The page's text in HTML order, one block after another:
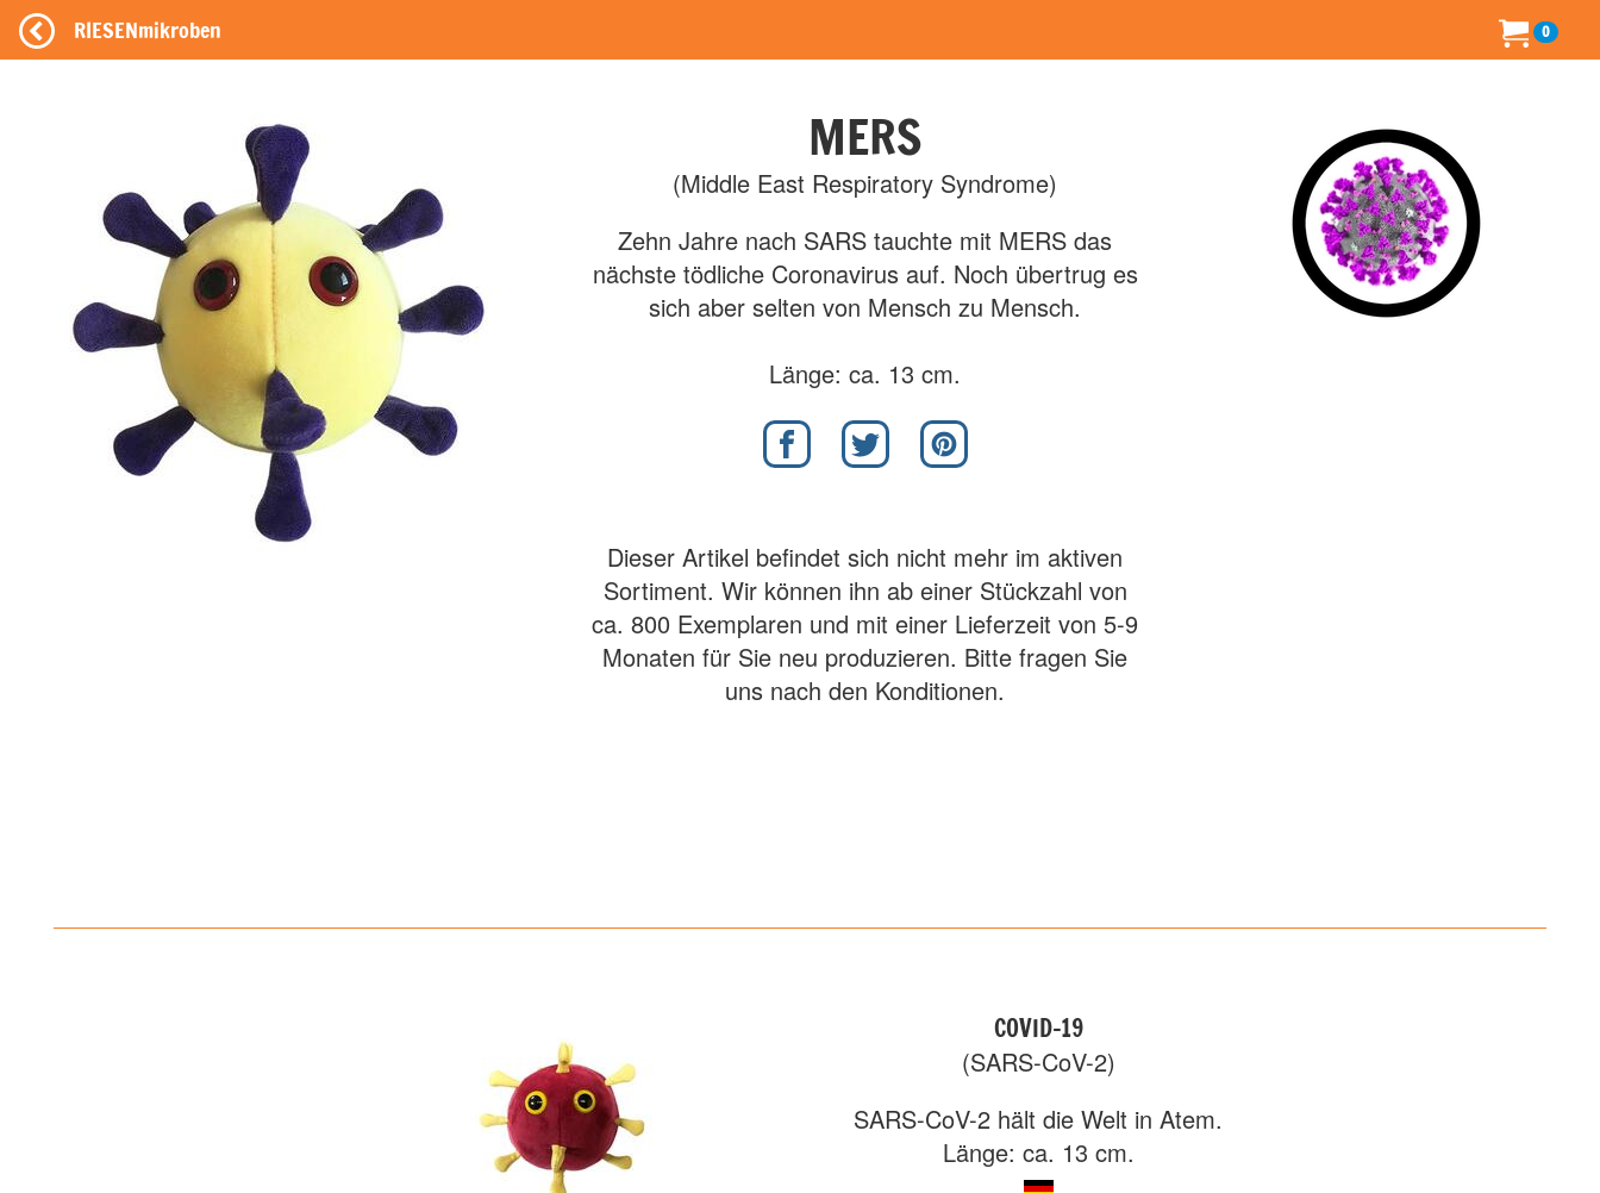
RIESENmikroben 0
MERS
(Middle East Respiratory Syndrome)
Zehn Jahre nach SARS tauchte mit MERS das
nächste tödliche Coronavirus auf. Noch übertrug es
sich aber selten von Mensch zu Mensch.
Länge: ca. 13 cm.
Dieser Artikel befindet sich nicht mehr im aktiven
Sortiment. Wir können ihn ab einer Stückzahl von
ca. 800 Exemplaren und mit einer Lieferzeit von 5-9
Monaten für Sie neu produzieren. Bitte fragen Sie
uns nach den Konditionen.
COVID-19
(SARS-CoV-2)
SARS-CoV-2 hält die Welt in Atem.
Länge: ca. 13 cm.